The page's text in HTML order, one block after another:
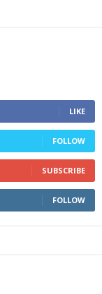
LIKE
FOLLOW
SUBSCRIBE
FOLLOW